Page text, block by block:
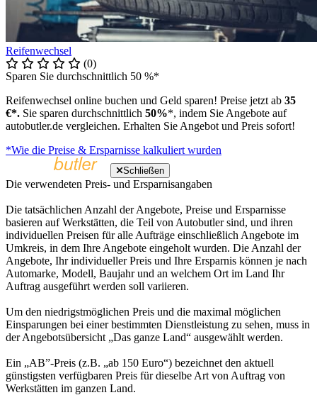
Reifenwechsel
(0)
Sparen Sie durchschnittlich 50 %*
Reifenwechsel online buchen und Geld sparen! Preise jetzt ab 35
€*. Sie sparen durchschnittlich 50%*, indem Sie Angebote auf
autobutler.de vergleichen. Erhalten Sie Angebot und Preis sofort!
*Wie die Preise & Ersparnisse kalkuliert wurden
Schließen
Die verwendeten Preis- und Ersparnisangaben
Die tatsächlichen Anzahl der Angebote, Preise und Ersparnisse
basieren auf Werkstätten, die Teil von Autobutler sind, und ihren
individuellen Preisen für alle Aufträge einschließlich Angebote im
Umkreis, in dem Ihre Angebote eingeholt wurden. Die Anzahl der
Angebote, Ihr individueller Preis und Ihre Ersparnis können je nach
Automarke, Modell, Baujahr und an welchem Ort im Land Ihr
Auftrag ausgeführt werden soll variieren.
Um den niedrigstmöglichen Preis und die maximal möglichen
Einsparungen bei einer bestimmten Dienstleistung zu sehen, muss in
der Angebotsübersicht „Das ganze Land“ ausgewählt werden.
Ein „AB”-Preis (z.B. „ab 150 Euro“) bezeichnet den aktuell
günstigsten verfügbaren Preis für dieselbe Art von Auftrag von
Werkstätten im ganzen Land.